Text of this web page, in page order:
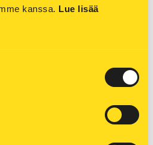
kanssa. Lue lisää
puhdistamiseen käyttää
jäi kuitenkin
kuin leivinpaperi, mutta